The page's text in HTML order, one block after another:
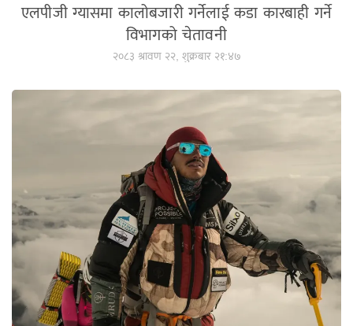
एलपीजी ग्यासमा कालोबजारी गर्नेलाई कडा कारबाही गर्ने
विभागको चेतावनी
२०८३ श्रावण २२, शुक्रबार २१:४७